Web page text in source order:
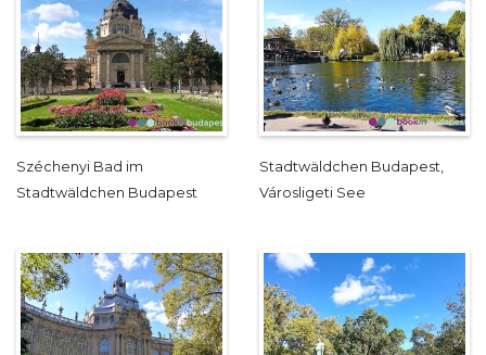
Széchenyi Bad im
Stadtwäldchen Budapest
Stadtwäldchen Budapest,
Városligeti See